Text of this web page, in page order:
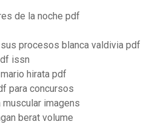
de la noche pdf
procesos blanca valdivia pdf
issn
hirata pdf
para concursos
imagens
berat volume